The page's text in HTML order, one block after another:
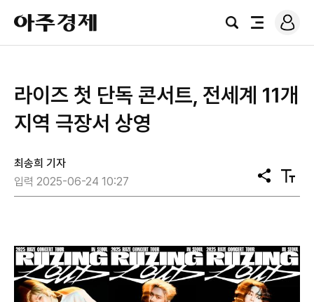
아
주
경
검
전
로
그
라이즈 첫 단독 콘서트, 전세계 11개
지역 극장서 상영
최송희 기자
입력 2025-06-24 10:27
공
유
텍
스